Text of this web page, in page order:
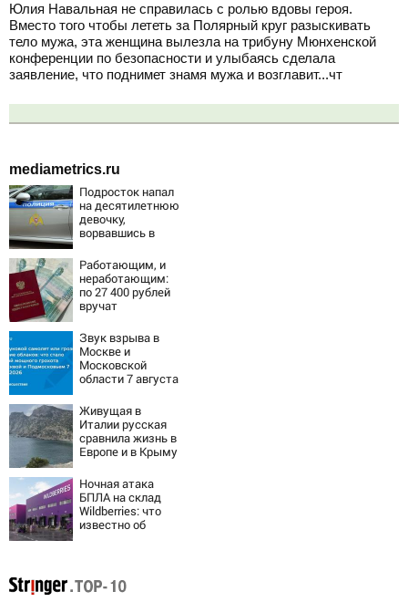
Юлия Навальная не справилась с ролью вдовы героя.
Вместо того чтобы лететь за Полярный круг разыскивать
тело мужа, эта женщина вылезла на трибуну Мюнхенской
конференции по безопасности и улыбаясь сделала
заявление, что поднимет знамя мужа и возглавит...чт
mediametrics.ru
Подросток напал
на десятилетнюю
девочку,
ворвавшись в
Работающим, и
неработающим:
по 27 400 рублей
вручат
сентябре -
PrimaMedia.ru
Звук взрыва в
Москве и
Московской
области 7 августа
Причины,
источник, откуда
был громкий
хлопок
Живущая в
Италии русская
сравнила жизнь в
Европе и в Крыму
Ночная атака
БПЛА на склад
Wildberries: что
известно об
07/08/2026 –
Новости